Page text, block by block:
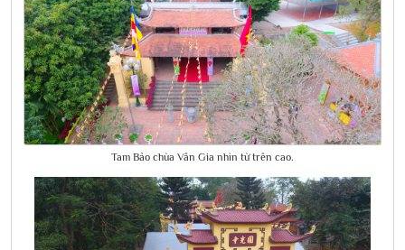
Tam Bảo chùa Vân Gia nhìn từ trên cao.